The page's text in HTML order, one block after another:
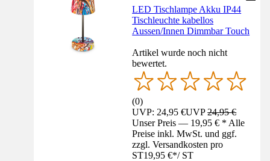
LED Tischlampe Akku IP44
Tischleuchte kabellos
Aussen/Innen Dimmbar Touch
Artikel wurde noch nicht
bewertet.
(0)
UVP: 24,95 €UVP24,95 €
Unser Preis — 19,95 € * Alle
Preise inkl. MwSt. und ggf.
zzgl. Versandkosten pro
ST19,95 €*/ ST